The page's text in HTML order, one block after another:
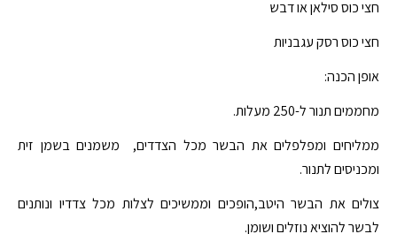
חצי כוס סילאן או דבש
חצי כוס רסק עגבניות
אופן הכנה:
מחממים תנור ל-250 מעלות.
ממליחים ומפלפלים את הבשר מכל הצדדים, משמנים בשמן זית
ומכניסים לתנור.
צולים את הבשר היטב,הופכים וממשיכים לצלות מכל צדדיו ונותנים
לבשר להוציא נוזלים ושומן.